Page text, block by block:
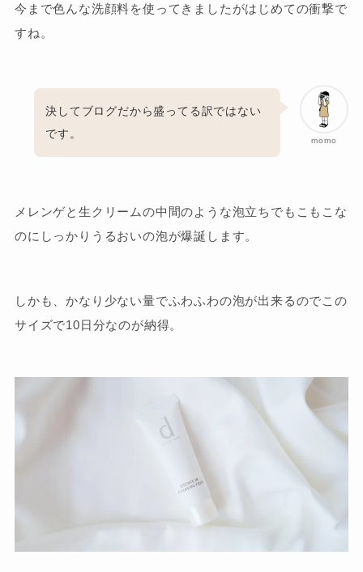
今まで色んな洗顔料を使ってきましたがはじめての衝撃で
すね。
momo
決してブログだから盛ってる訳ではない
です。
メレンゲと生クリームの中間のような泡立ちでもこもこな
のにしっかりうるおいの泡が爆誕します。
しかも、かなり少ない量でふわふわの泡が出来るのでこの
サイズで10日分なのが納得。